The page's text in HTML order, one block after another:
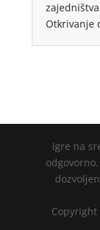
Otkrivanje
Igre na